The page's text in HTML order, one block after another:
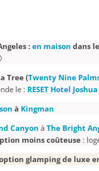
: en maison dans le
Tree (Twenty Nine
le : RESET Hotel
à Kingman
Canyon à The Bright
moins coûteuse :
glamping de luxe